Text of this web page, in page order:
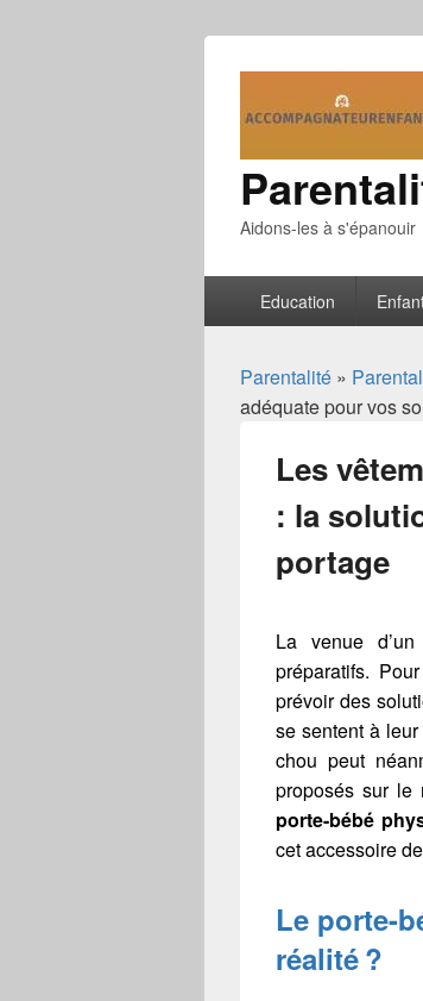
Aidons-les à s'épanouir
principalEducation
Parentalité »
adéquate pour vos
Les
: la
portage
La venue
préparatifs.
prévoir des
se sentent à
chou peut
proposés sur le
porte-bébé
cet accessoire de
Le porte-
réalité ?